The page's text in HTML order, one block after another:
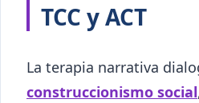
TCC y ACT
La terapia narrativa
construccionismo social